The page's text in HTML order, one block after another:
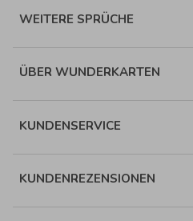
WEITERE SPRÜCHE
ÜBER WUNDERKARTEN
KUNDENSERVICE
KUNDENREZENSIONEN